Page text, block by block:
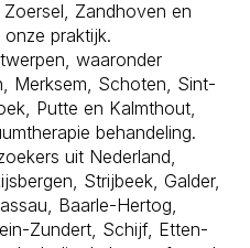
Zandhoven en
praktijk.
waaronder
Merksem, Schoten, Sint-
Putte en Kalmthout,
behandeling.
uit Nederland,
Strijbeek, Galder,
Baarle-Hertog,
Zundert, Schijf, Etten-